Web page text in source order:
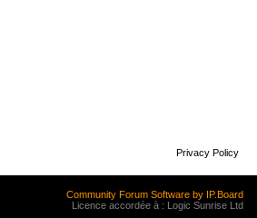
Privacy Policy
Community Forum Software by IP.Board
Licence accordée à : Logic Sunrise Ltd